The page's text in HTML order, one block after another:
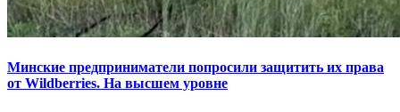
Минские предприниматели попросили защитить их права
от Wildberries. На высшем уровне